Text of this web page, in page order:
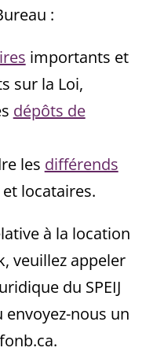
:
importants et
sur la Loi,
dépôts de
les différends
locataires.
à la location
veuillez appeler
du SPEIJ
envoyez-nous un